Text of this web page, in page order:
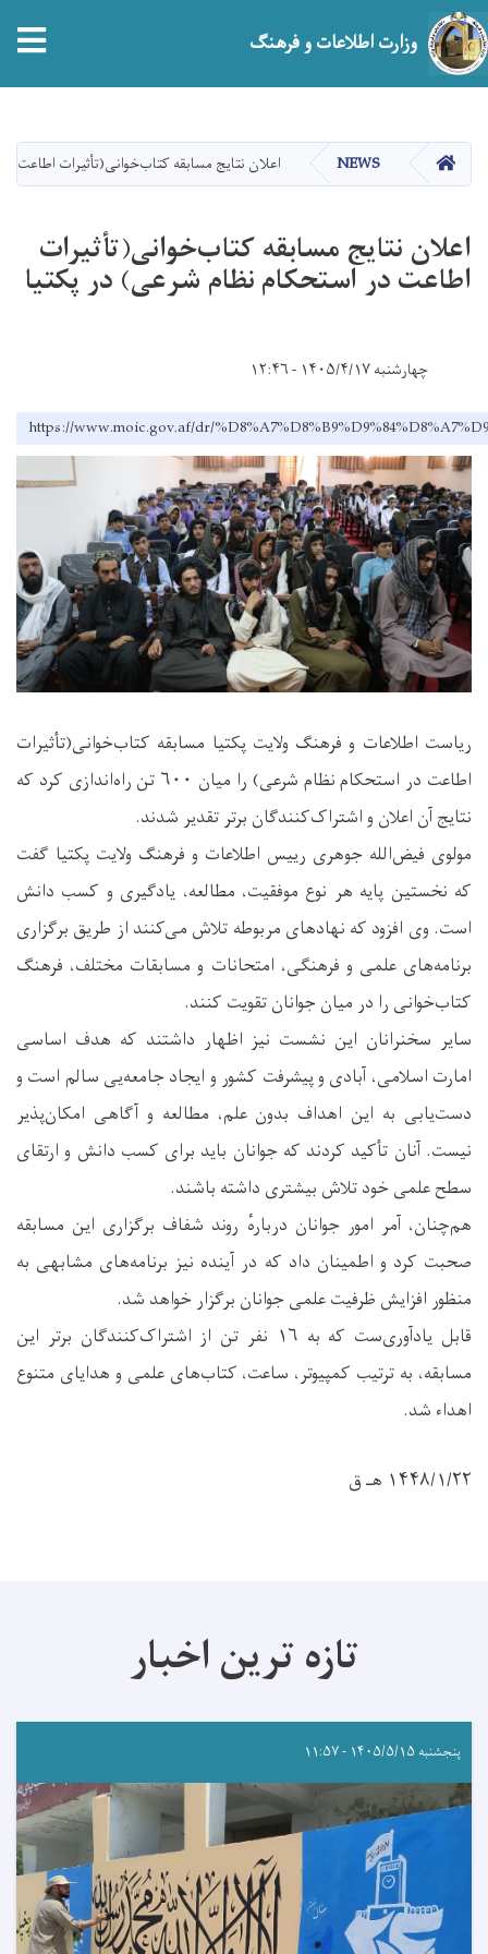
main
content
وزارت اطلاعات و فرهنگ
صفحه اصلیNEWS اعلان نتایج مسابقه کتاب‌خوانی(تأثیرات اطاعت
اعلان نتایج مسابقه کتاب‌خوانی(تأثیرات
اطاعت در استحکام نظام شرعی) در پکتیا
چهارشنبه ۱۴۰۵/۴/۱۷ - ۱۲:۴۶
https://www.moic.gov.af/dr/
ریاست اطلاعات و فرهنگ ولایت پکتیا مسابقه کتاب‌خوانی(تأثیرات
اطاعت در استحکام نظام شرعی) را میان ۶۰۰ تن راه‌اندازی کرد که
نتایج آن اعلان و اشتراک‌کنندگان برتر تقدیر شدند.
مولوی فیض‌الله جوهری رییس اطلاعات و فرهنگ ولایت پکتیا گفت
که نخستین پایه هر نوع موفقیت، مطالعه، یادگیری و کسب دانش
است. وی افزود که نهادهای مربوطه تلاش می‌کنند از طریق برگزاری
برنامه‌های علمی و فرهنگی، امتحانات و مسابقات مختلف، فرهنگ
کتاب‌خوانی را در میان جوانان تقویت کنند.
سایر سخنرانان این نشست نیز اظهار داشتند که هدف اساسی
امارت اسلامی، آبادی و پیشرفت کشور و ایجاد جامعه‌یی سالم است و
دست‌یابی به این اهداف بدون علم، مطالعه و آگاهی امکان‌پذیر
نیست. آنان تأکید کردند که جوانان باید برای کسب دانش و ارتقای
سطح علمی خود تلاش بیشتری داشته باشند.
هم‌چنان، آمر امور جوانان دربارهٔ روند شفاف برگزاری این مسابقه
صحبت کرد و اطمینان داد که در آینده نیز برنامه‌های مشابهی به
منظور افزایش ظرفیت علمی جوانان برگزار خواهد شد.
قابل یادآوری‌ست که به ۱۶ نفر تن از اشتراک‌کنندگان برتر این
مسابقه، به ترتیب کمپیوتر، ساعت، کتاب‌های علمی و هدایای متنوع
اهداء شد.
۱۴۴۸/۱/۲۲ هـ ق
تازه ترین اخبار
پنجشنبه ۱۴۰۵/۵/۱۵ - ۱۱:۵۷